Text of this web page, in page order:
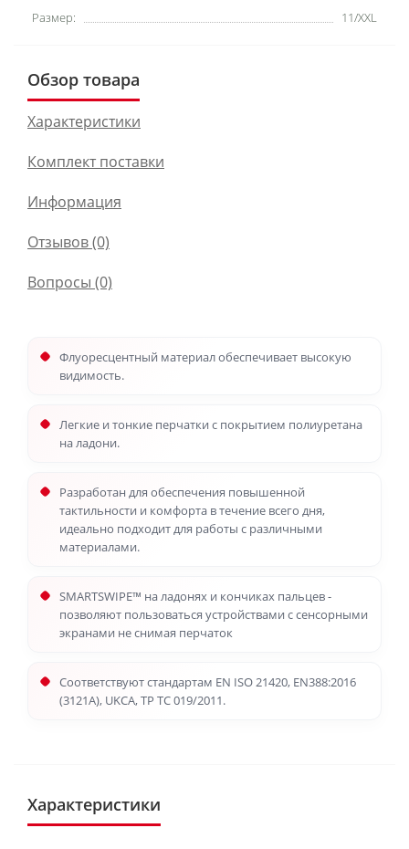
Размер: 11/XXL
Обзор товара
Характеристики
Комплект поставки
Информация
Отзывов (0)
Вопросы (0)
Флуоресцентный материал обеспечивает высокую
видимость.
Легкие и тонкие перчатки с покрытием полиуретана
на ладони.
Разработан для обеспечения повышенной
тактильности и комфорта в течение всего дня,
идеально подходит для работы с различными
материалами.
SMARTSWIPE™ на ладонях и кончиках пальцев -
позволяют пользоваться устройствами с сенсорными
экранами не снимая перчаток
Соответствуют стандартам EN ISO 21420, EN388:2016
(3121A), UKCA, ТР ТС 019/2011.
Характеристики